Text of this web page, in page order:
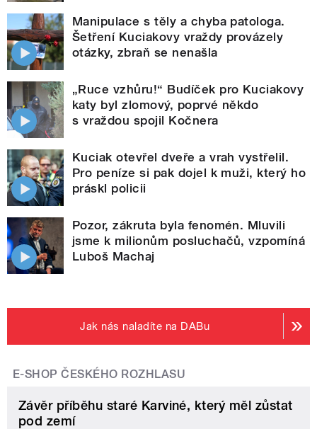
Manipulace s těly a chyba patologa.
Šetření Kuciakovy vraždy provázely
otázky, zbraň se nenašla
„Ruce vzhůru!“ Budíček pro Kuciakovy
katy byl zlomový, poprvé někdo
s vraždou spojil Kočnera
Kuciak otevřel dveře a vrah vystřelil.
Pro peníze si pak dojel k muži, který ho
práskl policii
Pozor, zákruta byla fenomén. Mluvili
jsme k milionům posluchačů, vzpomíná
Luboš Machaj
Jak nás naladíte na DABu
E-SHOP ČESKÉHO ROZHLASU
Závěr příběhu staré Karviné, který měl zůstat
pod zemí